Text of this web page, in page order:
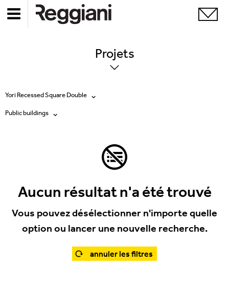
Projets
Yori Recessed Square Double
Tous les produits
Mood Evo
Traceline System
Trybeca Système
Public buildings
Office
Aucun résultat n'a été trouvé
Vous pouvez désélectionner n'importe quelle
option ou lancer une nouvelle recherche.
annuler les filtres